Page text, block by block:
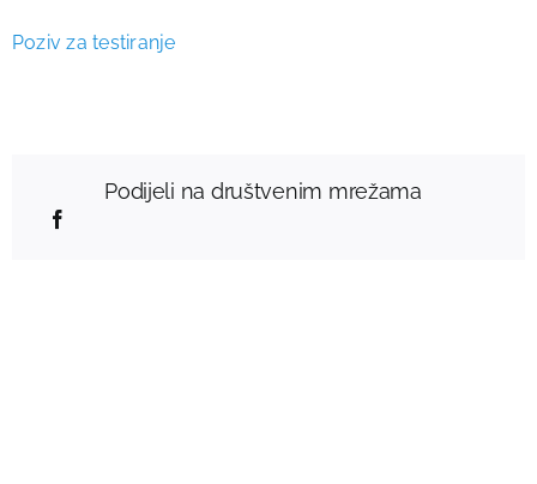
Poziv za testiranje
Podijeli na društvenim mrežama